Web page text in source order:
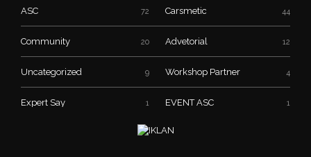
ASC 72 Carsmetic 44
Community 20 Advetorial 12
Uncategorized 9 Workshop Partner 4
Expert Say 1 EVENT ASC 1